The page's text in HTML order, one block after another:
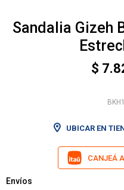
Sandalia Gizeh
$
UBICAR EN
CANJEÁ
Envíos